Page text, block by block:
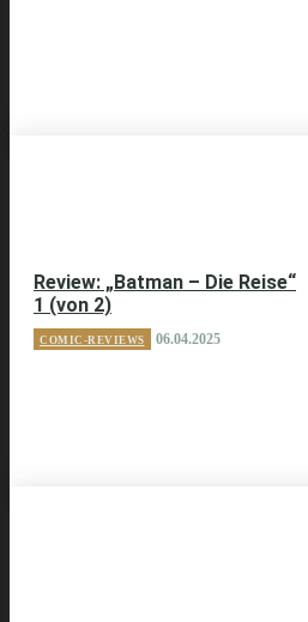
Review: „Batman – Die Reise“
1 (von 2)
COMIC-REVIEWS 06.04.2025